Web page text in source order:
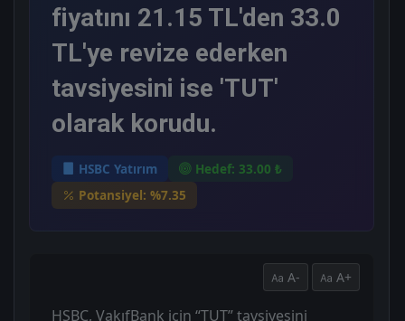
fiyatını 21.15 TL'den 33.0
TL'ye revize ederken
tavsiyesini ise 'TUT'
olarak korudu.
HSBC Yatırım
Hedef: 33.00 ₺
Potansiyel: %7.35
A- A+
HSBC, VakıfBank için “TUT” tavsiyesini